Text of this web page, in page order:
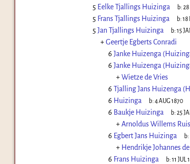
5 Eelke Tjallings Huizinga b: 28
5 Frans Tjallings Huizinga b: 18
5 Jan Tjallings Huizinga b: 15
+Geertje Egberts Conradi
6 Janke Huizenga
6 Janke Huizenga
+Wietze de Vries
6 Tjalling Jans Huizenga
6 Huizinga b: 4 AUG 1870
6 Baukje Huizinga b: 25
+Arnoldus Willems
6 Egbert Jans Huizinga b:
+ Hendrikje Johannes
6 Frans Huizinga b: 11 JUL